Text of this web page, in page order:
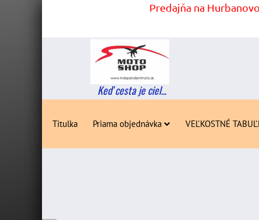
Predajňa na
Keď cesta je ciel...
Titulka Priama objednávka VEĽKOSTNÉ